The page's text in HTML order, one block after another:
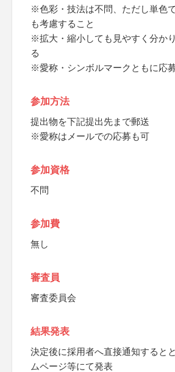
※色彩・技法は不問、ただし単色
も考慮すること
※拡大・縮小しても見やすく分か
る
※愛称・シンボルマークともに応
参加方法
提出物を下記提出先まで郵送
※愛称はメールでの応募も可
参加資格
不問
参加費
無し
審査員
審査委員会
結果発表
決定後に採用者へ直接通知すると
ムページ等にて発表